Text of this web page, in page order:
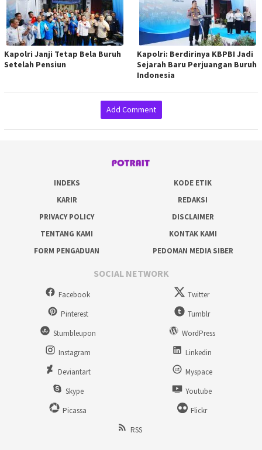
Kapolri Janji Tetap Bela Buruh
Setelah Pensiun
Kapolri: Berdirinya KBPBI Jadi
Sejarah Baru Perjuangan Buruh
Indonesia
Add Comment
INDEKS
KODE ETIK
KARIR
REDAKSI
PRIVACY POLICY
DISCLAIMER
TENTANG KAMI
KONTAK KAMI
FORM PENGADUAN
PEDOMAN MEDIA SIBER
SOCIAL NETWORK
Facebook
Twitter
Pinterest
Tumblr
Stumbleupon
WordPress
Instagram
Linkedin
Deviantart
Myspace
Skype
Youtube
Picassa
Flickr
RSS